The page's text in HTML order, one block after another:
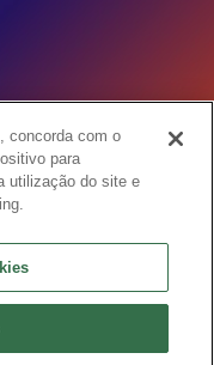
6º andar
concorda com o
para
utilização do site e